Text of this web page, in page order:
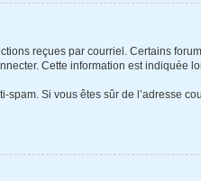
reçues par courriel. Certains
Cette information est indiquée
Si vous êtes sûr de l’adresse